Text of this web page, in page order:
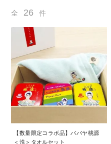
スキンケア
ショップガイド
ギフト対応について
お問
コーポ
全 26 件
【数量限定コラボ品】パパヤ桃源
＜洗＞タオルセット